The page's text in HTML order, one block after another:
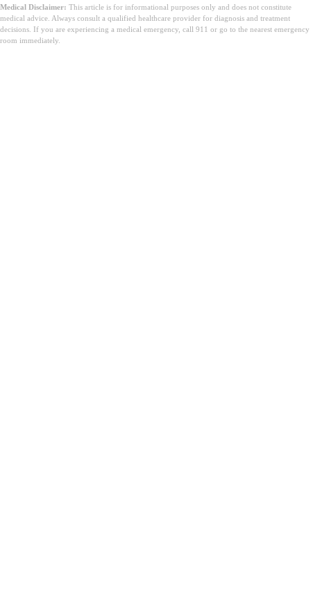
Medical Disclaimer: This article is for informational purposes only and does not constitute
medical advice. Always consult a qualified healthcare provider for diagnosis and treatment
decisions. If you are experiencing a medical emergency, call 911 or go to the nearest emergency
room immediately.